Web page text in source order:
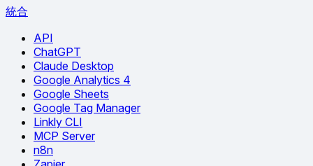
統合
API
ChatGPT
Claude Desktop
Google Analytics 4
Google Sheets
Google Tag Manager
Linkly CLI
MCP Server
n8n